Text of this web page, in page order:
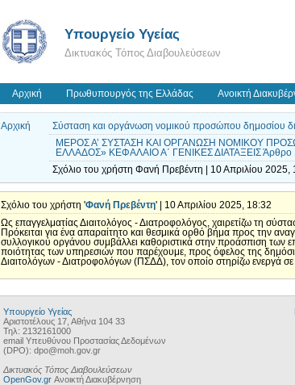
Υπουργείο Υγείας
Δικτυακός Τόπος Διαβουλεύσεων
Αρχική Πρωθυπουργός της Ελλάδας Ανοικτή
Αρχική
Σύσταση και οργάνωση νομικού προσώπου δημοσίου
ΜΕΡΟΣ Α’ ΣΥΣΤΑΣΗ ΚΑΙ ΟΡΓΑΝΩΣΗ ΝΟΜΙΚΟΥ
ΕΛΛΑΔΟΣ» ΚΕΦΑΛΑΙΟ Α΄ ΓΕΝΙΚΕΣ ΔΙΑΤΑΞΕΙΣ Άρθρο
Σχόλιο του χρήστη Φανή Πρεβέντη | 10 Απριλίου 2025,
Σχόλιο του χρήστη 'Φανή Πρεβέντη' | 10 Απριλίου 2025, 18:32
Ως επαγγελματίας Διαιτολόγος - Διατροφολόγος, χαιρετίζω τη
Πρόκειται για ένα απαραίτητο και θεσμικά ορθό βήμα προς την
συλλογικού οργάνου συμβάλλει καθοριστικά στην προάσπιση των
ποιότητας των υπηρεσιών που παρέχουμε, προς όφελος της
Διαιτολόγων - Διατροφολόγων (ΠΣΔΔ), τον οποίο στηρίζω ενεργά
Υπουργείο Υγείας
Αριστοτέλους 17, Αθήνα 104 33
Τηλ: 2132161000
email Υπευθύνου Προστασίας Δεδομένων
(DPO): dpo@moh.gov.gr
Δικτυακός Τόπος Διαβουλεύσεων
OpenGov.gr Ανοικτή Διακυβέρνηση